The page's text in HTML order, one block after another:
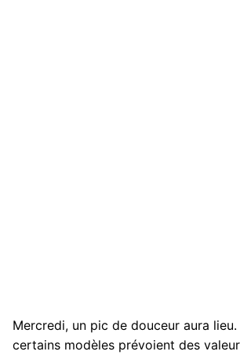
Mercredi, un pic de douceur aura
certains modèles prévoient des